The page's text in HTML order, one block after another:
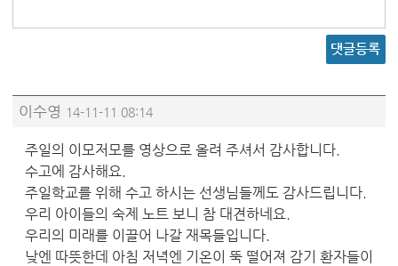
댓글등록
이수영 14-11-11 08:14
주일의 이모저모를 영상으로 올려 주셔서 감사합니다.
수고에 감사해요.
주일학교를 위해 수고 하시는 선생님들께도 감사드립니다.
우리 아이들의 숙제 노트 보니 참 대견하네요.
우리의 미래를 이끌어 나갈 재목들입니다.
낮엔 따뜻한데 아침 저녁엔 기온이 뚝 떨어져 감기 환자들이